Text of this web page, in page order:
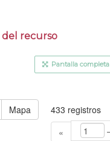
del recurso
Pantalla completa